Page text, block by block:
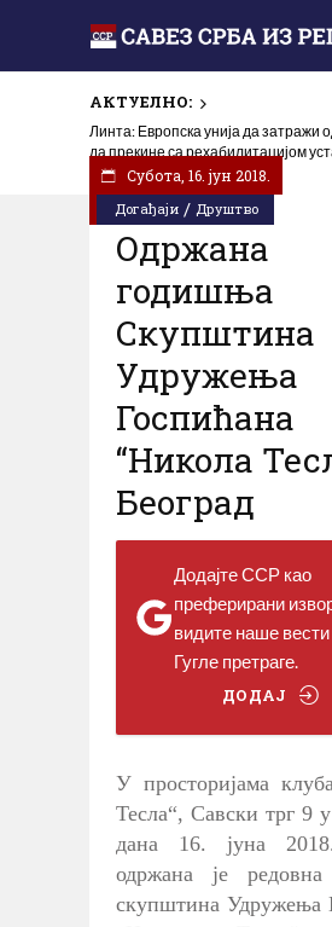
АКТУЕЛНО:
Линта: Европска унија да
да прекине са рехабилитацијом
У Горњем Селишту код Глине
од убиства Срба у „Олуји“
Догађаји / Друштво
Субота, 16. јун 2018.
Oдржана
годишња
Скупштина
Удружења
Госпићана
“Никола
Београд
Додајте ССР као
преферирани
видите наше
Гугле претраге.
ДОДАЈ
У просторијама
Тесла“, Савски трг 9 у
дана 16. јуна
одржана је
скупштина Удружења